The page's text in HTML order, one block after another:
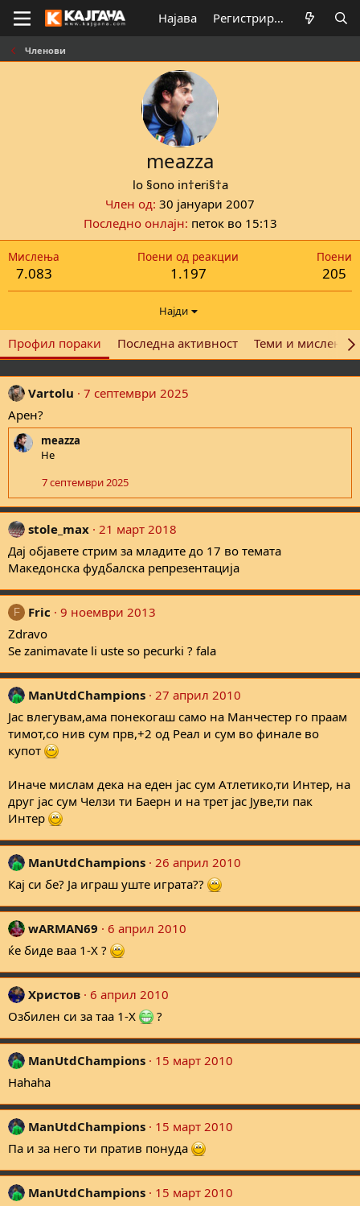
Најава Регистрирај се
Членови
meazza
lo §ono in†eri§†a
Член од 30 јануари 2007
Последно онлајн петок во 15:13
Мислења
7.083
Поени од реакции
1.197
Поени
205
Најди
Профил пораки Последна активност Теми и мислења
Vartolu
7 септември 2025
Арен?
meazza
Не
7 септември 2025
stole_max 21 март 2018
Дај објавете стрим за младите до 17 во темата
Македонска фудбалска репрезентација
F Fric
9 ноември 2013
Zdravo
Se zanimavate li uste so pecurki ? fala
ManUtdChampions 27 април 2010
Јас влегувам,ама понекогаш само на Манчестер го праам
тимот,со нив сум прв,+2 од Реал и сум во финале во
купот
Иначе мислам дека на еден јас сум Атлетико,ти Интер, на
друг јас сум Челзи ти Баерн и на трет јас Јуве,ти пак
Интер
ManUtdChampions 26 април 2010
Кај си бе? Ја играш уште играта??
wARMAN69
6 април 2010
ќе биде ваа 1-Х ?
Христов 6 април 2010
Озбилен си за таа 1-Х
?
ManUtdChampions
15 март 2010
Hahaha
ManUtdChampions
15 март 2010
Па и за него ти пратив понуда
ManUtdChampions
15 март 2010